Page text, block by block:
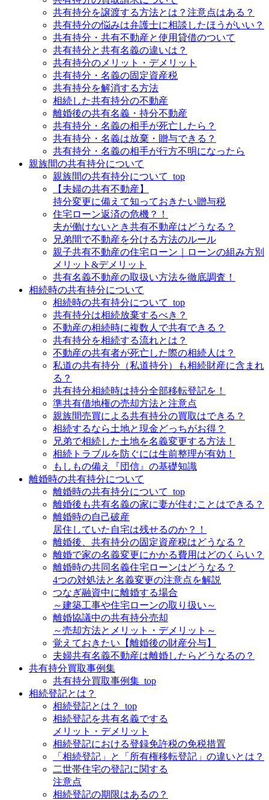
共有持分を譲渡する方法とは？注意点はある？
共有持分の悩みは弁護士に相談したほうがいい？
共有持分・共有不動産と使用貸借のついて
共有持分と共有名義の違いは？
共有持分のメリット・デメリット
共有持分・名義の固定資産税
共有持分を解消する方法
相続した共有持分の不動産
離婚後の共有名義・持分不動産
共有持分・名義の相手が死亡したら？
共有持分・名義は放棄・贈与できる？
共有持分・名義の相手が行方不明になったら
親族間の共有持分について
親族間の共有持分について_top
【夫婦の共有不動産】
持分変更に備えて知っておきたい贈与税
住宅ローン返済の危機？！
夫が働けないとき共有不動産はどうなる？
兄弟間で不動産を分ける方法のルール
親子共有不動産の住宅ローン｜ローンの組み方別
メリット&デメリット
共有名義不動産の取扱い方法を徹底調査！
相続時の共有持分について
相続時の共有持分について_top
共有持分は相続放棄するべき？
不動産の相続時に複数人で共有できる？
共有持分を相続する流れとは？
不動産の共有者が死亡した際の相続人は？
私道の共有持分（私道持分）も相続財産に含まれ
る？
共有持分相続時は持分全部移転登記を！
準共有借地権の売却方法と注意点
親族間売買による共有持分の買取はできる？
相続するなら土地と現金どっちがお得？
兄弟で相続した土地を名義変更する方法！
相続トラブルを防ぐには生前整理が有効！
もしもの備え『団信』の基礎知識
離婚時の共有持分について
離婚時の共有持分について_top
離婚後も共有名義の家に妻が住むことはできる？
離婚時の自己破産
居住していた自宅は残せるのか？！
離婚後、共有持分の固定資産税はどうなる？
離婚で家の名義変更にかかる費用はどのくらい？
離婚時の共同名義住宅ローンはどうなる？
4つの対処法と名義変更の注意点を解説
つなぎ融資中に離婚する場合
～建築工事や住宅ローンの取り扱い～
離婚協議中の共有持分売却
～売却方法とメリット・デメリット～
覚えておきたい【離婚後の財産分与】
夫婦共有名義不動産は離婚したらどうなるの？
共有持分買取事例集
共有持分買取事例集_top
相続登記とは？
相続登記とは？_top
相続登記を共有名義でする
メリット・デメリット
相続登記における登録免許税の免税措置
「相続登記」と「所有権移転登記」の違いとは？
二世帯住宅の登記に関する
注意点
相続登記の期限はあるの？